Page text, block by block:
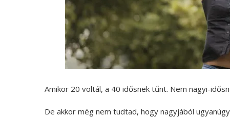
Amikor 20 voltál, a 40 idősnek tűnt. Nem nagyi-
De akkor még nem tudtad, hogy nagyjából